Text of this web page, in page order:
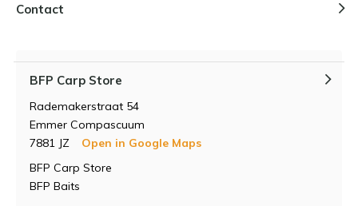
Contact
BFP Carp Store
Rademakerstraat 54
Emmer Compascuum
7881 JZ
Open in Google Maps
BFP Carp Store
BFP Baits